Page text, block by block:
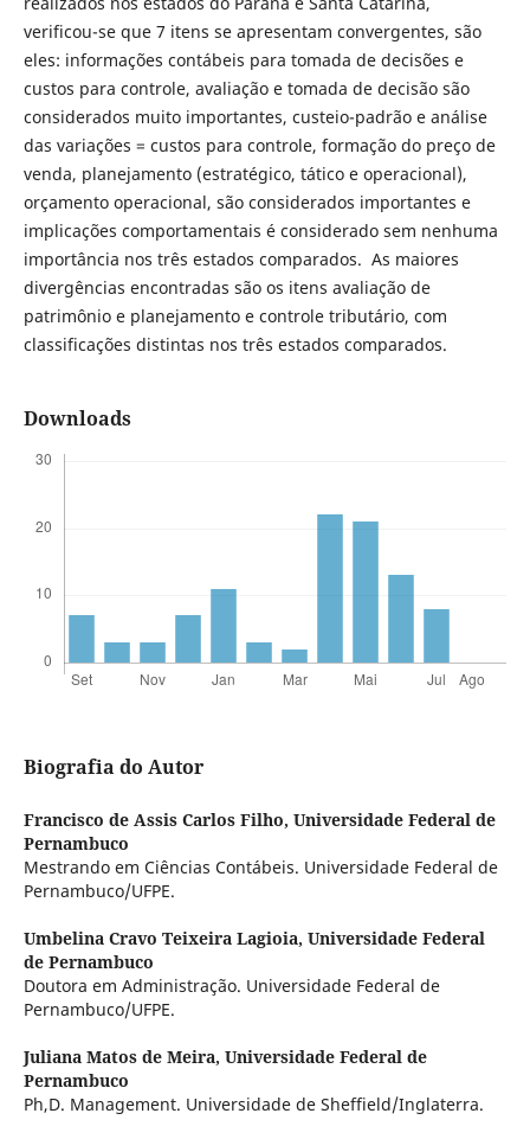
verificou-se que 7 itens se apresentam convergentes, são
eles: informações contábeis para tomada de decisões e
custos para controle, avaliação e tomada de decisão são
considerados muito importantes, custeio-padrão e análise
das variações = custos para controle, formação do preço de
venda, planejamento (estratégico, tático e operacional),
orçamento operacional, são considerados importantes e
implicações comportamentais é considerado sem nenhuma
importância nos três estados comparados. As maiores
divergências encontradas são os itens avaliação de
patrimônio e planejamento e controle tributário, com
classificações distintas nos três estados comparados.
Downloads
Biografia do Autor
Francisco de Assis Carlos Filho, Universidade Federal de
Pernambuco
Mestrando em Ciências Contábeis. Universidade Federal de
Pernambuco/UFPE.
Umbelina Cravo Teixeira Lagioia, Universidade Federal
de Pernambuco
Doutora em Administração. Universidade Federal de
Pernambuco/UFPE.
Juliana Matos de Meira, Universidade Federal de
Pernambuco
Ph,D. Management. Universidade de Sheffield/Inglaterra.